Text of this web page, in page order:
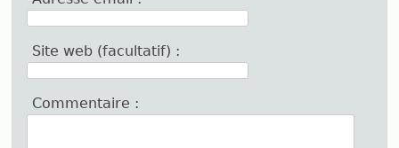
Site web (facultatif) :
Commentaire :